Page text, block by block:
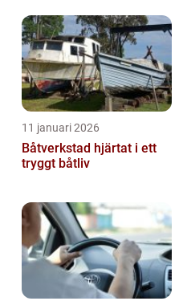
11 januari 2026
Båtverkstad hjärtat i ett
tryggt båtliv